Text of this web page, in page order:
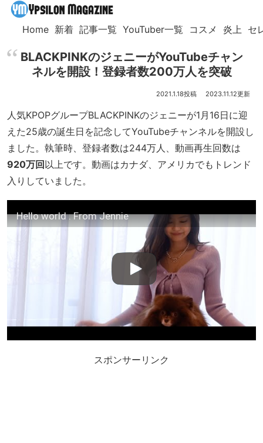
Home 新着 記事一覧 YouTuber一覧 コスメ 炎上 セ
BLACKPINKのジェニーがYouTubeチャン
ネルを開設！登録者数200万人を突破
2021.1.18 2023.11.12
人気KPOPグループBLACKPINKのジェニーが1月16日に迎
えた25歳の誕生日を記念してYouTubeチャンネルを開設し
ました。執筆時、登録者数は244万人、動画再生回数は
920万回 以上です。動画はカナダ、アメリカでもトレンド
入りしていました。
Hello world . From Jennie
スポンサーリンク